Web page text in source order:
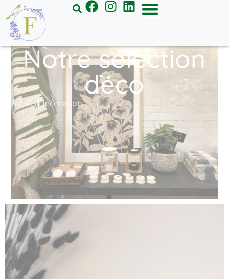
Notre sélection
déco
AccueilDécoration
Panneau de gestion des cookies